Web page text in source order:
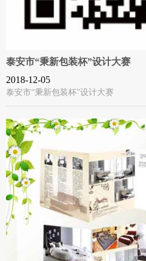
泰安市“秉新包装杯”设计大赛
2018-12-05
泰安市“秉新包装杯”设计大赛